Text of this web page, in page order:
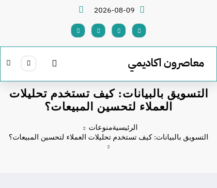
2026-08-09
معاصرون اكاديمي
التسويق بالبيانات: كيف تستخدم تحليلات
العملاء لتحسين المبيعات؟
الرئيسيةمنوعات
التسويق بالبيانات: كيف تستخدم تحليلات العملاء لتحسين المبيعات؟